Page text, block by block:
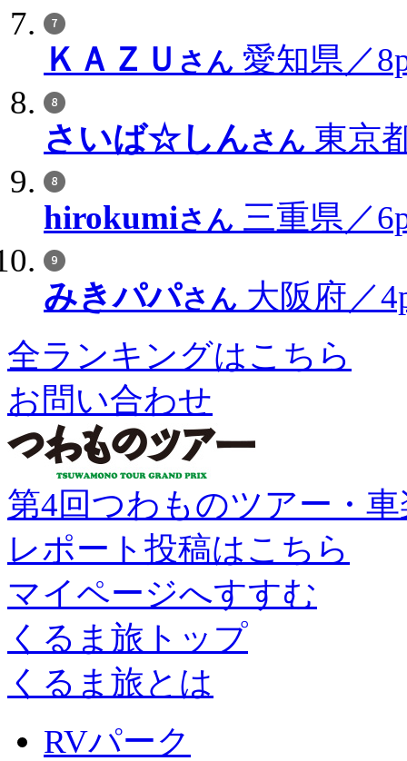
ＫＡＺＵ さん 愛知県／
さいば☆しんさん 東京
hirokumiさん 三重県／
みきパパさん 大阪府／
全ランキングはこちら
お問い合わせ
第4回つわものツアー・
レポート投稿はこちら
マイページへすすむ
くるま旅トップ
くるま旅とは
RVパーク